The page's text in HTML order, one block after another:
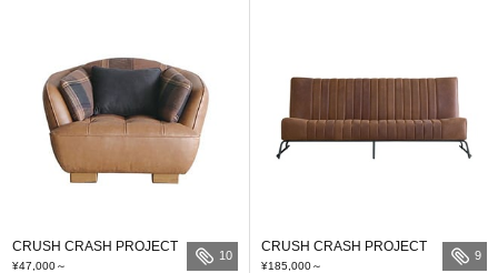
CRUSH CRASH PROJECT
¥47,000～
10
CRUSH CRASH PROJECT
¥185,000～
9